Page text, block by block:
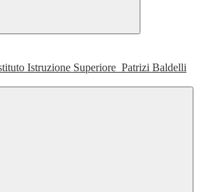
Istruzione Superiore Patrizi Baldelli